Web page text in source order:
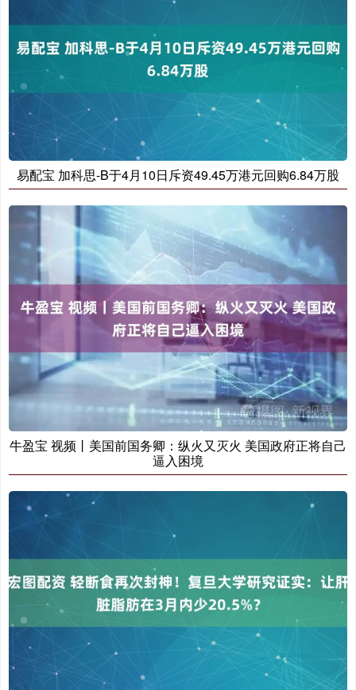
易配宝 加科思-B于4月10日斥资49.45万港元回购6.84万股
牛盈宝 视频丨美国前国务卿：纵火又灭火 美国政府正将自己
逼入困境